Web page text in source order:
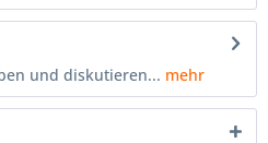
und diskutieren... mehr